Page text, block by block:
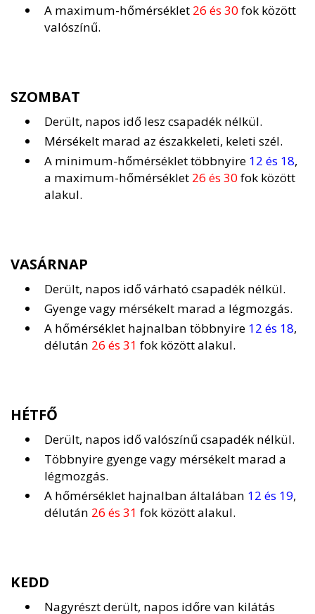
A maximum-hőmérséklet 26 és 30fok között
valószínű.
SZOMBAT
Derült, napos idő lesz csapadék nélkül.
Mérsékelt marad az északkeleti, keleti szél.
A minimum-hőmérséklet többnyire 12 és 18,
a maximum-hőmérséklet 26 és 30fok között
alakul.
VASÁRNAP
Derült, napos idő várható csapadék nélkül.
Gyenge vagy mérsékelt marad a légmozgás.
A hőmérséklet hajnalban többnyire 12 és 18,
délután 26 és 31 fok között alakul.
HÉTFŐ
Derült, napos idő valószínű csapadék nélkül.
Többnyire gyenge vagy mérsékelt marad a
légmozgás.
A hőmérséklet hajnalban általában 12 és 19,
délután 26 és 31 fok között alakul.
KEDD
Nagyrészt derült, napos időre van kilátás